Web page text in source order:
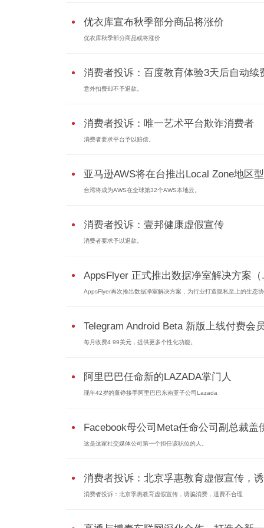
优衣库宣布秋季部分商品将涨价
优衣库秋季部分商品或将涨价
消费者投诉：百度教育体验3天后自动续
意外扣费却不予退款。
消费者投诉：唯一艺术平台欺诈消费者
消费者要求平台予以赔偿。
亚马逊AWS将在台推出Local Zone地区
台湾将成为AWS在全球第32个AWS本地云。
消费者投诉：壹邦健康虚假宣传
消费者要求予以退款。
AppsFlyer 正式推出数据净室解决方案（
AppsFlyer再次推出数据净室解决方案，为行业打造隐私至上的生态
Telegram Android Beta 新版上线付费会
每月收费4 99美元，提供更多个性化功能。
阿里巴巴任命新的LAZADA掌门人
现年42岁的董铮接手阿里巴巴东南亚子公司Lazada
Facebook母公司Meta任命公司副总裁盖
这是这家社交媒体公司第一个担任该职位的人。
消费者投诉：北京孚惠教育虚假宣传，
消费者投诉：北京孚惠教育虚假宣传，诱骗消费，退费不合理